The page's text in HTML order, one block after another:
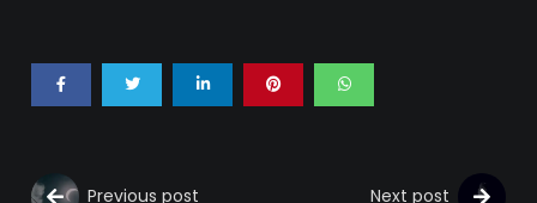
Previous post Next post